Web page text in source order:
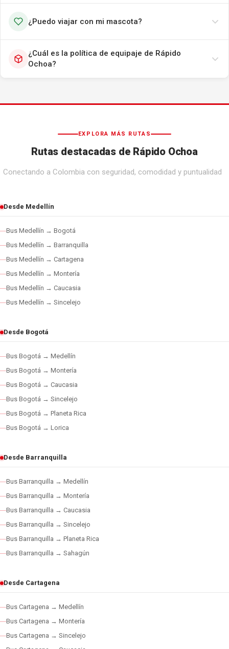
¿Puedo viajar con mi mascota?
¿Cuál es la política de equipaje de Rápido
Ochoa?
EXPLORA MÁS RUTAS
Rutas destacadas de Rápido Ochoa
Conectando a Colombia con seguridad, comodidad y puntualidad
Desde Medellín
Bus Medellín → Bogotá
Bus Medellín → Barranquilla
Bus Medellín → Cartagena
Bus Medellín → Montería
Bus Medellín → Caucasia
Bus Medellín → Sincelejo
Desde Bogotá
Bus Bogotá → Medellín
Bus Bogotá → Montería
Bus Bogotá → Caucasia
Bus Bogotá → Sincelejo
Bus Bogotá → Planeta Rica
Bus Bogotá → Lorica
Desde Barranquilla
Bus Barranquilla → Medellín
Bus Barranquilla → Montería
Bus Barranquilla → Caucasia
Bus Barranquilla → Sincelejo
Bus Barranquilla → Planeta Rica
Bus Barranquilla → Sahagún
Desde Cartagena
Bus Cartagena → Medellín
Bus Cartagena → Montería
Bus Cartagena → Sincelejo